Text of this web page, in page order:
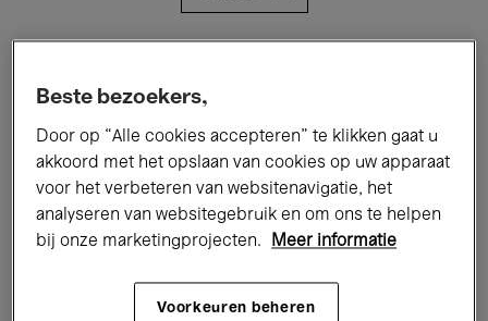
Performances Lezingen & Debatten
Jazz Klassieke Muziek Global Music
Beste bezoekers,
Door op “Alle cookies accepteren” te klikken gaat u
akkoord met het opslaan van cookies op uw apparaat
voor het verbeteren van websitenavigatie, het
analyseren van websitegebruik en om ons te helpen
bij onze marketingprojecten.
Meer informatie
Voorkeuren beheren